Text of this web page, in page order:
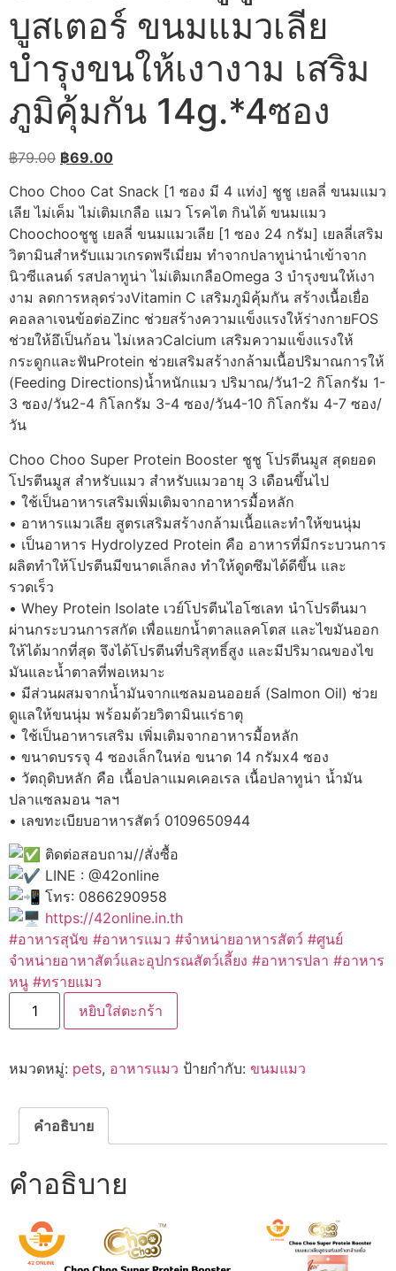
บูสเตอร์ ขนมแมวเลีย
บำรุงขนให้เงางาม เสริม
ภูมิคุ้มกัน 14g.*4ซอง
฿79.00 Original
was:
฿79.00.
฿69.00Current
is:
฿69.00.
Choo Choo Cat Snack [1 ซอง มี 4 แท่ง] ชูชู เยลลี่ ขนมแมว
เลีย ไม่เค็ม ไม่เติมเกลือ แมว โรคไต กินได้ ขนมแมว
Choochooชูชู เยลลี่ ขนมแมวเลีย [1 ซอง 24 กรัม] เยลลี่เสริม
วิตามินสำหรับแมวเกรดพรีเมี่ยม ทำจากปลาทูน่านำเข้าจาก
นิวซีแลนด์ รสปลาทูน่า ไม่เติมเกลือOmega 3 บำรุงขนให้เงา
งาม ลดการหลุดร่วงVitamin C เสริมภูมิคุ้มกัน สร้างเนื้อเยื่อ
คอลลาเจนข้อต่อZinc ช่วยสร้างความแข็งแรงให้ร่างกายFOS
ช่วยให้อึเป็นก้อน ไม่เหลวCalcium เสริมความแข็งแรงให้
กระดูกและฟันProtein ช่วยเสริมสร้างกล้ามเนื้อปริมาณการให้
(Feeding Directions)น้ำหนักแมว ปริมาณ/วัน1-2 กิโลกรัม 1-
3 ซอง/วัน2-4 กิโลกรัม 3-4 ซอง/วัน4-10 กิโลกรัม 4-7 ซอง/
วัน
Choo Choo Super Protein Booster ชูชู โปรตีนมูส สุดยอด
โปรตีนมูส สำหรับแมว สำหรับแมวอายุ 3 เดือนขึ้นไป
• ใช้เป็นอาหารเสริมเพิ่มเติมจากอาหารมื้อหลัก
• อาหารแมวเลีย สูตรเสริมสร้างกล้ามเนื้อและทำให้ขนนุ่ม
• เป็นอาหาร Hydrolyzed Protein คือ อาหารที่มีกระบวนการ
ผลิตทำให้โปรตีนมีขนาดเล็กลง ทำให้ดูดซึมได้ดีขึ้น และ
รวดเร็ว
• Whey Protein Isolate เวย์โปรตีนไอโซเลท นำโปรตีนมา
ผ่านกระบวนการสกัด เพื่อแยกน้ำตาลแลคโตส และไขมันออก
ให้ได้มากที่สุด จึงได้โปรตีนที่บริสุทธิ์สูง และมีปริมาณของไข
มันและน้ำตาลที่พอเหมาะ
• มีส่วนผสมจากน้ำมันจากแซลมอนออยล์ (Salmon Oil) ช่วย
ดูแลให้ขนนุ่ม พร้อมด้วยวิตามินแร่ธาตุ
• ใช้เป็นอาหารเสริม เพิ่มเติมจากอาหารมื้อหลัก
• ขนาดบรรจุ 4 ซองเล็กในห่อ ขนาด 14 กรัมx4 ซอง
• วัตถุดิบหลัก คือ เนื้อปลาแมคเคอเรล เนื้อปลาทูน่า น้ำมัน
ปลาแซลมอน ฯลฯ
• เลขทะเบียบอาหารสัตว์ 0109650944
ติดต่อสอบถาม//สั่งซื้อ
LINE : @42online
โทร: 0866290958
https://42online.in.th
#อาหารสุนัข #อาหารแมว #จำหน่ายอาหารสัตว์ #ศูนย์
จำหน่ายอาหาสัตว์และอุปกรณสัตว์เลี้ยง #อาหารปลา #อาหาร
หนู #ทรายแมว
จำนวน
Choo
Choo
บูส
แมว
บำรุง
ให้
เงา
งาม
ภูมิคุ้มกัน
14g.*4ซอง
ชิ้น
หยิบใส่ตะกร้า
หมวดหมู่: pets, อาหารแมว ป้ายกำกับ: ขนมแมว
คำอธิบาย
คำอธิบาย